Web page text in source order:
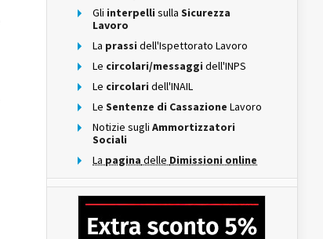
Gli interpelli sulla Sicurezza
Lavoro
La prassi dell'Ispettorato Lavoro
Le circolari/messaggi dell'INPS
Le circolari dell'INAIL
Le Sentenze di Cassazione Lavoro
Notizie sugli Ammortizzatori
Sociali
La pagina delle Dimissioni online